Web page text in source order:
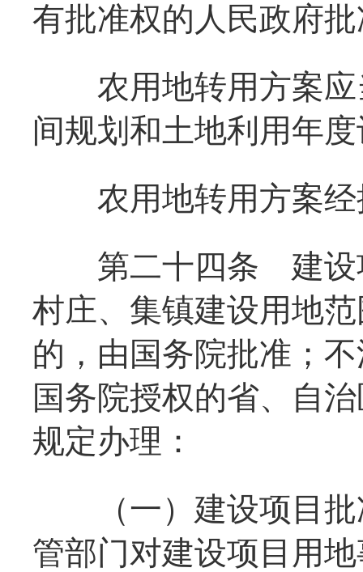
有批准权的人民政府
农用地转用方案应
间规划和土地利用年
农用地转用方案经
第二十四条 建设
村庄、集镇建设用地
的，由国务院批准；
国务院授权的省、自
规定办理：
（一）建设项目批
管部门对建设项目用